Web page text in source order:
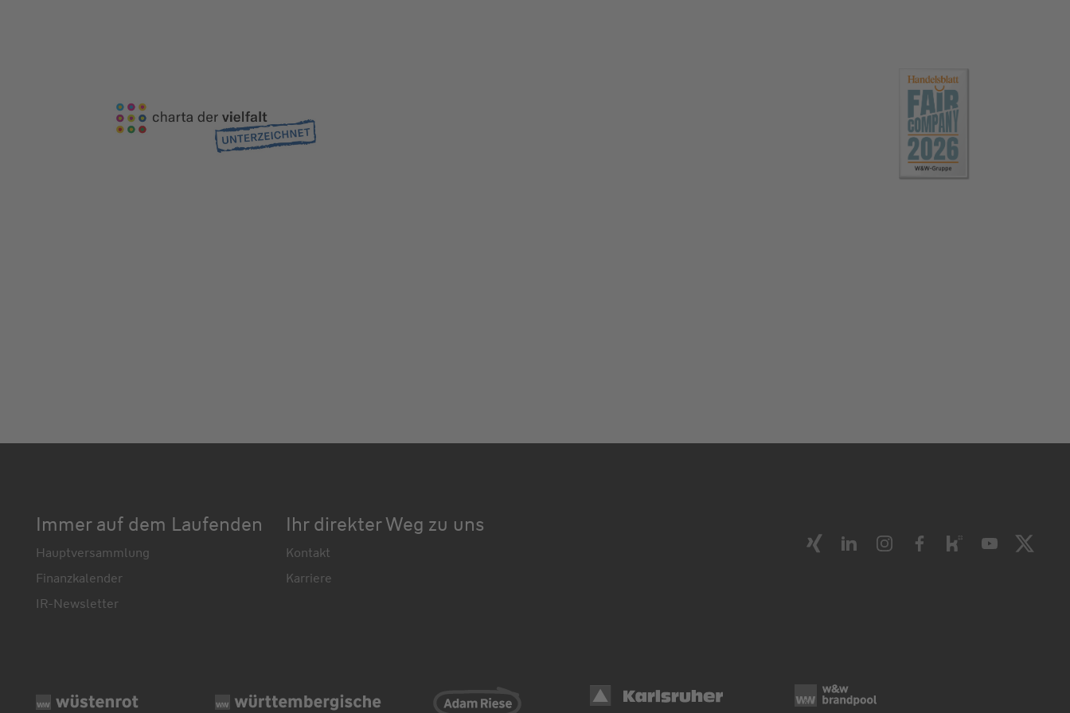
Immer auf dem Laufenden
Hauptversammlung
Finanzkalender
IR-Newsletter
Ihr direkter Weg zu uns
Kontakt
Karriere